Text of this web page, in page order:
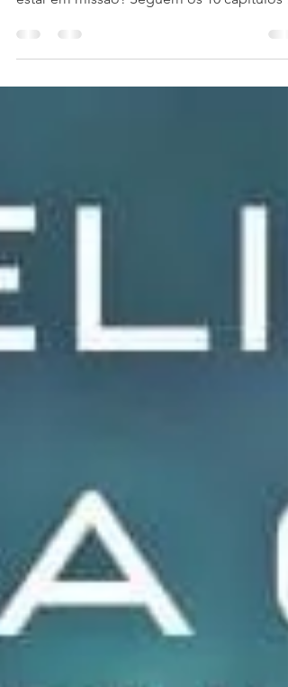
que falam sobre o povo de Deus (AT e NT)
estar em missão? Seguem os 10 capítulos